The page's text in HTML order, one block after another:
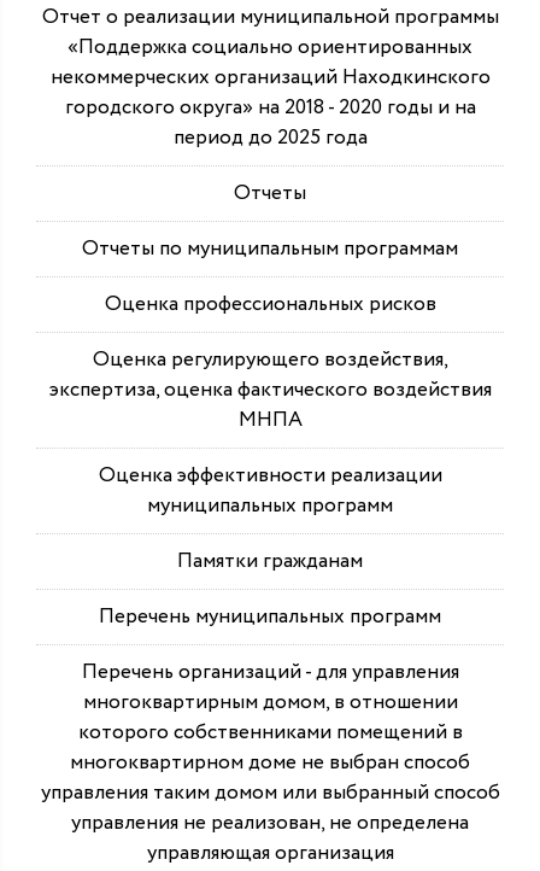
Отчет о реализации муниципальной программы
«Поддержка социально ориентированных
некоммерческих организаций Находкинского
городского округа» на 2018 - 2020 годы и на
период до 2025 года
Отчеты
Отчеты по муниципальным программам
Оценка профессиональных рисков
Оценка регулирующего воздействия,
экспертиза, оценка фактического воздействия
МНПА
Оценка эффективности реализации
муниципальных программ
Памятки гражданам
Перечень муниципальных программ
Перечень организаций - для управления
многоквартирным домом, в отношении
которого собственниками помещений в
многоквартирном доме не выбран способ
управления таким домом или выбранный способ
управления не реализован, не определена
управляющая организация